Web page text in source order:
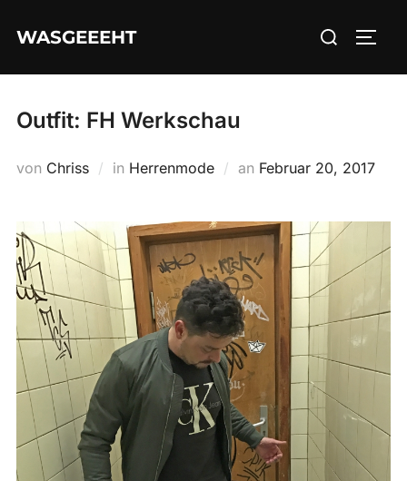
InhaltWASGEEEHT
Suchen
Outfit: FH Werkschau
von Chriss in Herrenmode an Veröffentlicht
Februar 20, 2017